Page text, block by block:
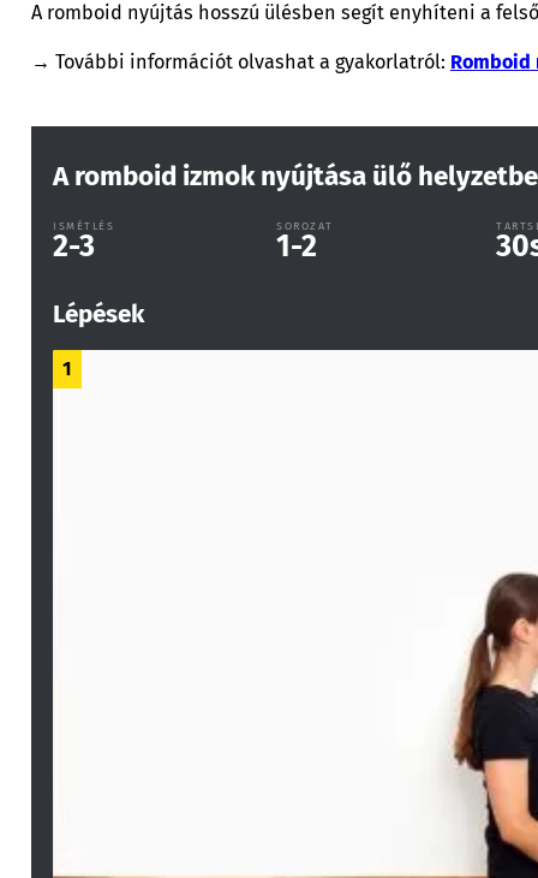
A romboid nyújtás hosszú ülésben segít enyhíteni a
→ További információt olvashat a gyakorlatról: Romboid
A romboid izmok nyújtása ülő
ISMÉTLÉS
2-3
SOROZAT
1-2 30
Lépések
1